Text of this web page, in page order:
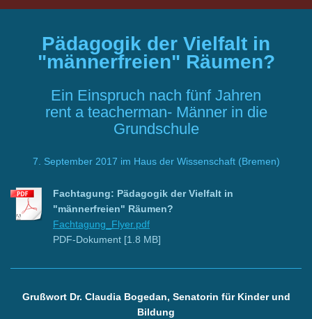
Pädagogik der Vielfalt in
"männerfreien" Räumen?
Ein Einspruch nach fünf Jahren
rent a teacherman- Männer in die
Grundschule
7. September 2017 im Haus der Wissenschaft (Bremen)
Fachtagung: Pädagogik der Vielfalt in
"männerfreien" Räumen?
Fachtagung_Flyer.pdf
PDF-Dokument [1.8 MB]
Grußwort Dr. Claudia Bogedan, Senatorin für Kinder und
Bildung